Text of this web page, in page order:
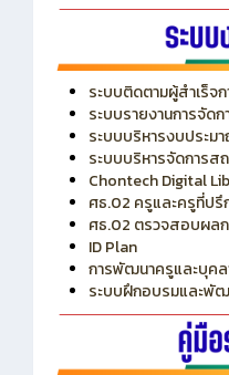
ระบบติดตามผู้สำเร็จ
ระบบรายงานการจัด
ระบบบริหารงบประม
ระบบบริหารจัดการส
Chontech Digital
ศธ.02 ครูและครูที่ปรึ
ศธ.02 ตรวจสอบผลก
ID Plan
การพัฒนาครูและบุคล
ระบบฝึกอบรมและพั